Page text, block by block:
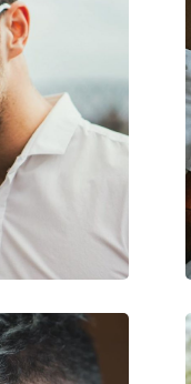
L
150 mm
17 mm
200 g
Áno